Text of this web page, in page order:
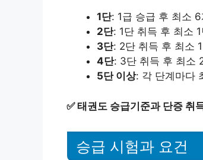
1단: 1급 승급 후 최소
2단: 1단 취득 후 최소
3단: 2단 취득 후 최소
4단: 3단 취득 후 최소
5단 이상: 각 단계마다
✅태권도 승급기준과 단증 취
승급 시험과 요건